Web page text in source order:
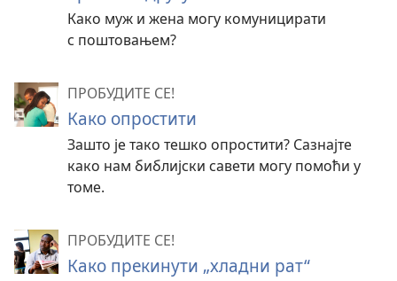
Како муж и жена могу комуницирати
с поштовањем?
ПРОБУДИТЕ СЕ!
Како опростити
Зашто је тако тешко опростити? Сазнајте
како нам библијски савети могу помоћи у
томе.
ПРОБУДИТЕ СЕ!
Како прекинути „хладни рат“